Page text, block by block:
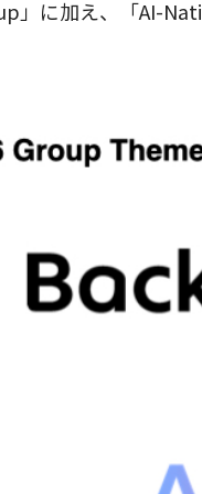
」に加え、「AI-